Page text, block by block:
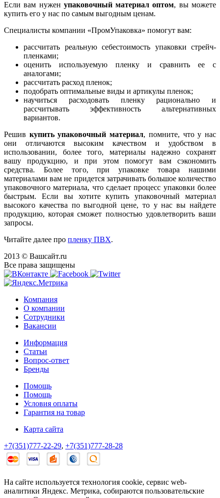
Если вам нужен упаковочный материал оптом, вы можете
купить его у нас по самым выгодным ценам.
Специалисты компании «ПромУпаковка» помогут вам:
рассчитать реальную себестоимость упаковки стрейч-
пленками;
оценить используемую пленку и сравнить ее с
аналогами;
рассчитать расход пленок;
подобрать оптимальные виды и артикулы пленок;
научиться расходовать пленку рационально и
рассчитывать эффективность альтернативных
вариантов.
Решив купить упаковочный материал, помните, что у нас
они отличаются высоким качеством и удобством в
использовании, более того, материалы надежно сохранят
вашу продукцию, и при этом помогут вам сэкономить
средства. Более того, при упаковке товара нашими
материалами вам не придется затрачивать большое количество
упаковочного материала, что сделает процесс упаковки более
быстрым. Если вы хотите купить упаковочный материал
высокого качества по выгодной цене, то у нас вы найдете
продукцию, которая сможет полностью удовлетворить ваши
запросы.
Читайте далее про пленку ПВХ.
2013 © Вашсайт.ru
Все права защищены
Компания
О компании
Сотрудники
Вакансии
Информация
Статьи
Вопрос-ответ
Бренды
Помощь
Помощь
Условия оплаты
Гарантия на товар
Карта сайта
+7(351)777-22-29, +7(351)777-28-28
На сайте используется технология cookie, сервис web-
аналитики Яндекс. Метрика, собираются пользовательские